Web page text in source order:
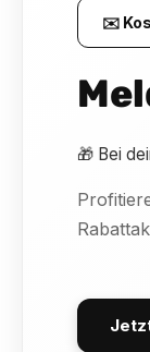
✉️
🎁 Bei